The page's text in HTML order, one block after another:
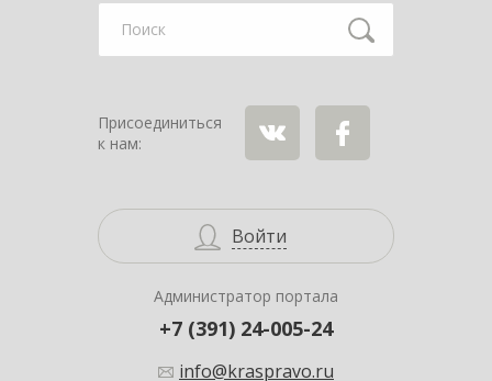
Присоединиться
к нам:
Войти
Администратор портала
+7 (391) 24-005-24
info@kraspravo.ru